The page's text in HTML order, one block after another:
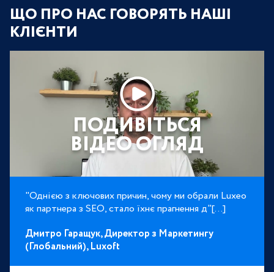
ЩО ПРО НАС ГОВОРЯТЬ НАШІ
КЛІЄНТИ
ПОДИВІТЬСЯ
ВІДЕО ОГЛЯД
"Однією з ключових причин, чому ми обрали Luxeo
як партнера з SEO, стало їхнє прагнення д"[...]
Дмитро Гаращук,Директор з Маркетингу
(Глобальний), Luxoft